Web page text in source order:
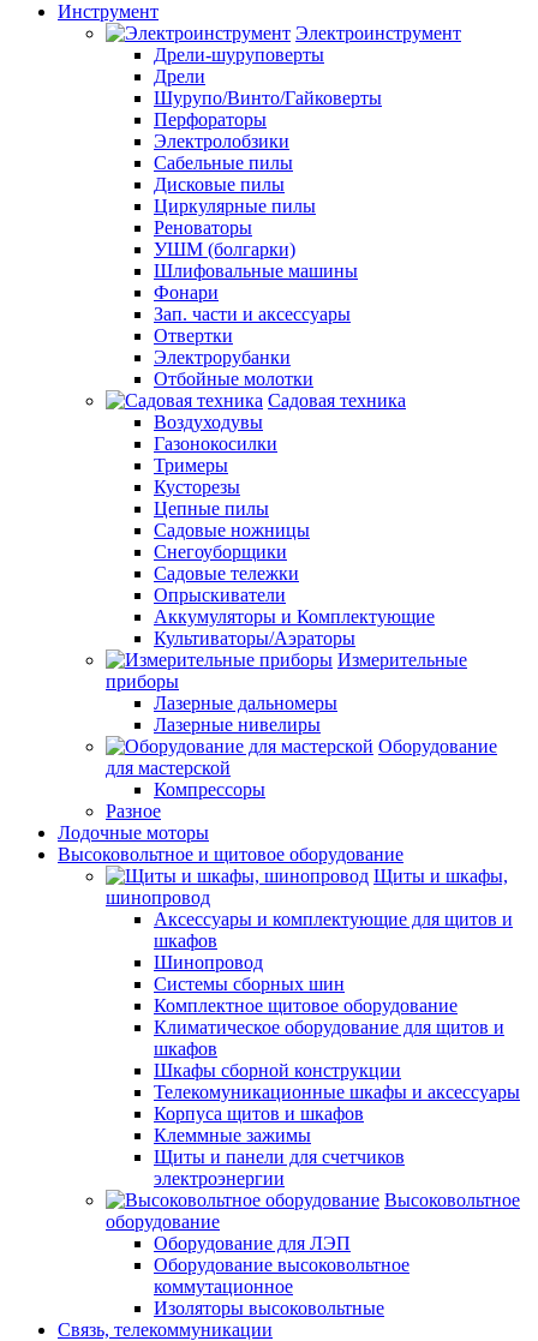
Инструмент
Электроинструмент
Дрели-шуруповерты
Дрели
Шурупо/Винто/Гайковерты
Перфораторы
Электролобзики
Сабельные пилы
Дисковые пилы
Циркулярные пилы
Реноваторы
УШМ (болгарки)
Шлифовальные машины
Фонари
Зап. части и аксессуары
Отвертки
Электрорубанки
Отбойные молотки
Садовая техника
Воздуходувы
Газонокосилки
Тримеры
Кусторезы
Цепные пилы
Садовые ножницы
Снегоуборщики
Садовые тележки
Опрыскиватели
Аккумуляторы и Комплектующие
Культиваторы/Аэраторы
Измерительные
приборы
Лазерные дальномеры
Лазерные нивелиры
Оборудование
для мастерской
Компрессоры
Разное
Лодочные моторы
Высоковольтное и щитовое оборудование
Щиты и шкафы,
шинопровод
Аксессуары и комплектующие для щитов и
шкафов
Шинопровод
Системы сборных шин
Комплектное щитовое оборудование
Климатическое оборудование для щитов и
шкафов
Шкафы сборной конструкции
Телекомуникационные шкафы и аксессуары
Корпуса щитов и шкафов
Клеммные зажимы
Щиты и панели для счетчиков
электроэнергии
Высоковольтное
оборудование
Оборудование для ЛЭП
Оборудование высоковольтное
коммутационное
Изоляторы высоковольтные
Связь, телекоммуникации